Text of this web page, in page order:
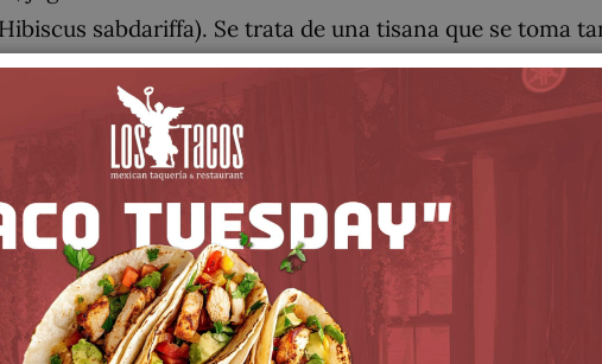
sabdariffa). Se trata de una tisana que se toma
agrio, parecido al del arándano, añadiéndose a
C y oligoelementos, usándose tradicionalmente como
orgánico general. Contiene de un 15 a un 30 %
y tartárico. También contiene polisacáridos
que le dan su característico color rojo oscuro. El
Centroamérica y partes de Sudamérica y el Caribe. Es
hechas típicamente a partir de zumo fresco o extractos.
los cálices en agua hirviendo, colando la mezcla y